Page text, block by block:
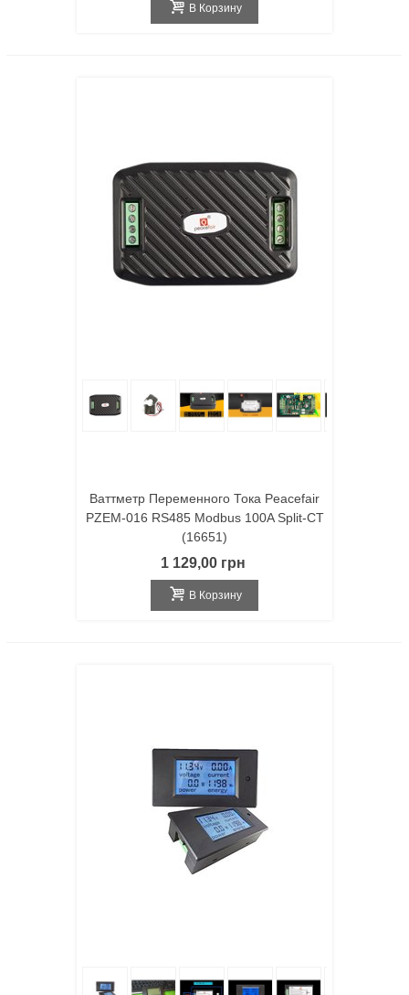
В Корзину
Ваттметр Переменного Тока Peacefair
PZEM-016 RS485 Modbus 100A Split-CT
(16651)
1 129,00 грн
В Корзину